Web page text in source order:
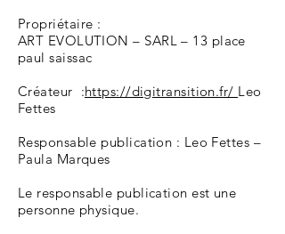
Propriétaire :
ART EVOLUTION – SARL – 13 place
paul saissac
Créateur :https://digitransition.fr/ Leo
Fettes
Responsable publication : Leo Fettes –
Paula Marques
Le responsable publication est une
personne physique.